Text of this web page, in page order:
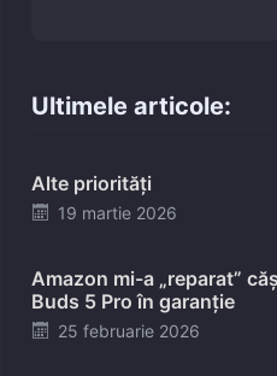
Ultimele articole:
Alte priorități
Posted
19 martie 2026
Amazon mi-a „reparat”
Buds 5 Pro în garanție
Posted
25 februarie 2026